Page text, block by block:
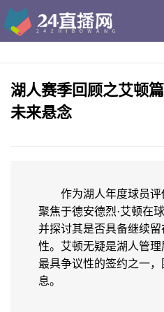
湖人赛季回顾之艾顿
未来悬念
作为湖人年度球员
聚焦于德安德烈·艾顿在
并探讨其是否具备继续
性。艾顿无疑是湖人管
最具争议性的签约之一
息。